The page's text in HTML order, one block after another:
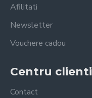
Afilitati
Newsletter
Vouchere cadou
Centru clienti
Contact